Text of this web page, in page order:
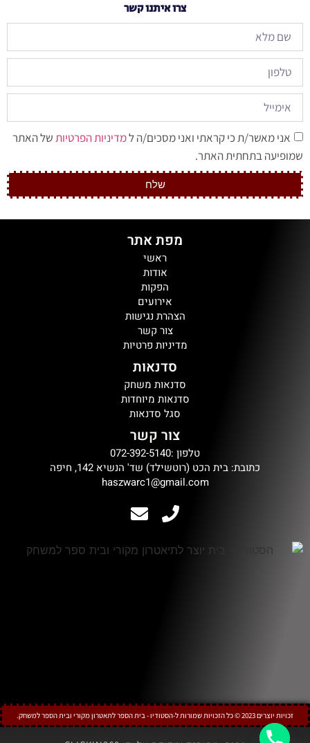
צרו איתנו קשר
אני מאשר/ת כי קראתי ואני מסכים/ה למדיניות הפרטיותשל האתר
שמופיעה בתחתית האתר.
שלח
מפת אתר
ראשי
אודות
הפקות
אירועים
הצהרת נגישות
צור קשר
מדיניות פרטיות
סדנאות
סדנאות משחק
סדנאות מיוחדות
סגל סדנאות
צור קשר
טלפון :072-392-5140
כתובת: בית הכט (רוטשילד) שד' הנשיא 142, חיפה
haszwarc1@gmail.com
זכויות יוצרים 2023 © כל הזכויות שמורות ל-הסטודיו - בית הספר לתאטרון מקורי ובית הספר למשחק.